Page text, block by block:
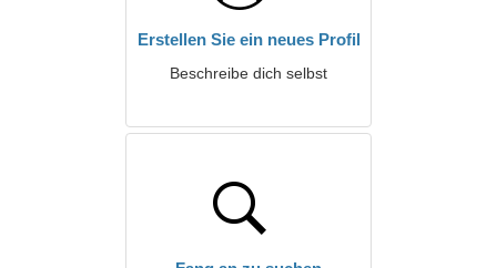
Erstellen Sie ein neues Profil
Beschreibe dich selbst